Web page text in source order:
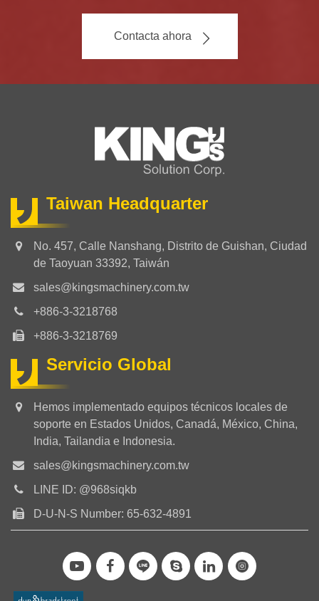
Contacta ahora
Taiwan Headquarter
No. 457, Calle Nanshang, Distrito de Guishan, Ciudad
de Taoyuan 33392, Taiwán
sales@kingsmachinery.com.tw
+886-3-3218768
+886-3-3218769
Servicio Global
Hemos implementado equipos técnicos locales de
soporte en Estados Unidos, Canadá, México, China,
India, Tailandia e Indonesia.
sales@kingsmachinery.com.tw
LINE ID: @968siqkb
D-U-N-S Number: 65-632-4891